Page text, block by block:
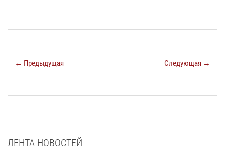
← Предыдущая Следующая →
ЛЕНТА НОВОСТЕЙ